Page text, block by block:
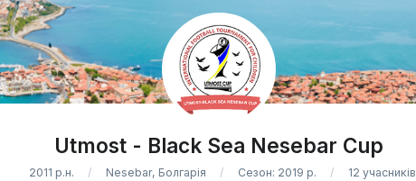
Utmost - Black Sea Nesebar Cup
2011 р.н. Nesebar, Болгарія Сезон: 2019 р. 12 учасників